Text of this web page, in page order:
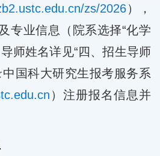
zs/2026），
专业信息（院系选择“化学
师姓名详见“四、招生导师
国科大研究生报考服务系
）注册报名信息并